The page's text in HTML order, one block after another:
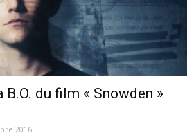
du film « Snowden »
2016